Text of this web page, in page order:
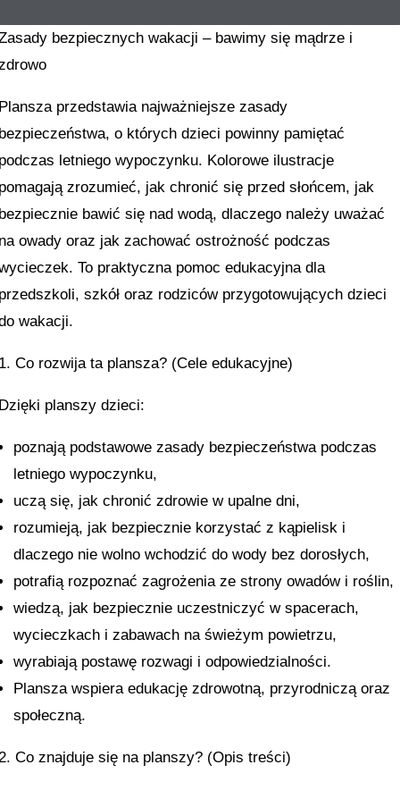
bezpiecznych wakacji – bawimy się mądrze i
przedstawia najważniejsze zasady
o których dzieci powinny pamiętać
letniego wypoczynku. Kolorowe ilustracje
zrozumieć, jak chronić się przed słońcem, jak
bawić się nad wodą, dlaczego należy uważać
owady oraz jak zachować ostrożność podczas
To praktyczna pomoc edukacyjna dla
szkół oraz rodziców przygotowujących dzieci
wakacji.
Co rozwija ta plansza? (Cele edukacyjne)
planszy dzieci:
poznają podstawowe zasady bezpieczeństwa podczas
letniego wypoczynku,
uczą się, jak chronić zdrowie w upalne dni,
rozumieją, jak bezpiecznie korzystać z kąpielisk i
dlaczego nie wolno wchodzić do wody bez dorosłych,
potrafią rozpoznać zagrożenia ze strony owadów i roślin,
wiedzą, jak bezpiecznie uczestniczyć w spacerach,
wycieczkach i zabawach na świeżym powietrzu,
wyrabiają postawę rozwagi i odpowiedzialności.
Plansza wspiera edukację zdrowotną, przyrodniczą oraz
społeczną.
Co znajduje się na planszy? (Opis treści)